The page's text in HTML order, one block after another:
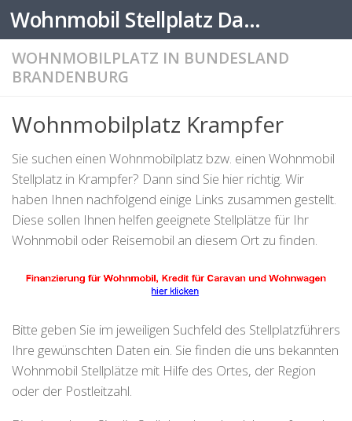
Zum Inhalt springen Wohnmobil Stellplatz Datenbank
WOHNMOBILPLATZ IN BUNDESLAND
BRANDENBURG
Wohnmobilplatz Krampfer
Sie suchen einen Wohnmobilplatz bzw. einen Wohnmobil
Stellplatz in Krampfer? Dann sind Sie hier richtig. Wir
haben Ihnen nachfolgend einige Links zusammen gestellt.
Diese sollen Ihnen helfen geeignete Stellplätze für Ihr
Wohnmobil oder Reisemobil an diesem Ort zu finden.
Bitte geben Sie im jeweiligen Suchfeld des Stellplatzführers
Ihre gewünschten Daten ein. Sie finden die uns bekannten
Wohnmobil Stellplätze mit Hilfe des Ortes, der Region
oder der Postleitzahl.